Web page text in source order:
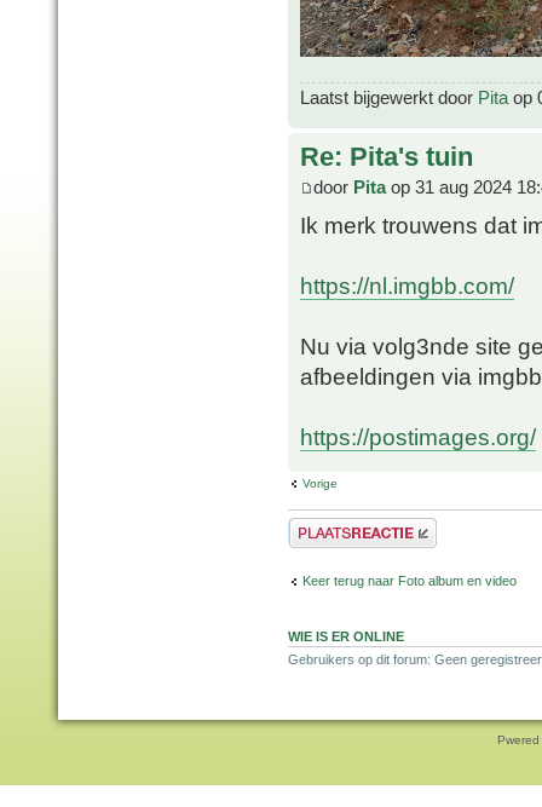
Laatst bijgewerkt door Pita op
Re: Pita's tuin
door Pitaop 31 aug 2024
Ik merk trouwens dat
https://nl.imgbb.com/
Nu via volg3nde site
afbeeldingen via
https://postimages.org/
Vorige
Plaats een reactie
Keer terug naar Foto album en video
WIE IS ER ONLINE
Gebruikers op dit forum: Geen